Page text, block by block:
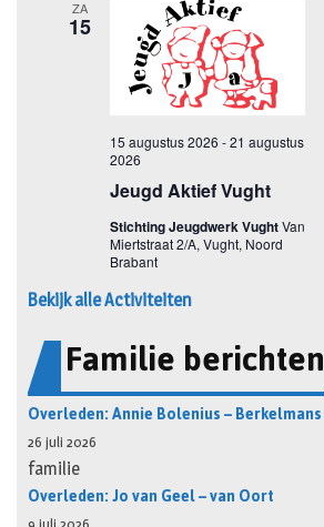
Bekijk alle Activiteiten
Familie berichten
Overleden: Annie Bolenius – Berkelmans
26 juli 2026
familie
Overleden: Jo van Geel – van Oort